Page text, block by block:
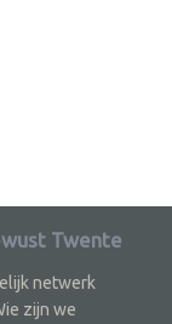
Twente
netwerk
zijn we